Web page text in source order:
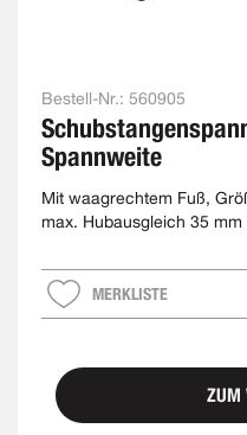
Bestell-Nr.: 560905
Spannweite
Mit waagrechtem Fuß,
max. Hubausgleich 35 mm
MERKLISTE
ZUM